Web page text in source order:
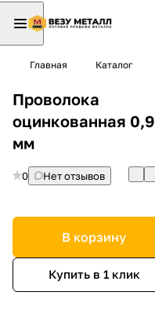
Главная Каталог
Проволока
оцинкованная 0,9
мм
0 Нет отзывов
В корзину
Купить в 1 клик